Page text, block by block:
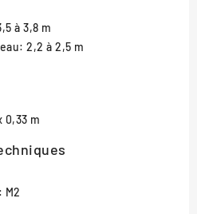
à 3,8 m
2,2 à 2,5 m
0,33 m
M2